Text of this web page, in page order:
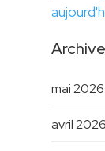
mai 2026
avril 2026